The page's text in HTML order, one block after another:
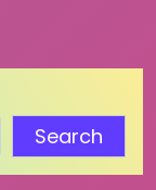
Search